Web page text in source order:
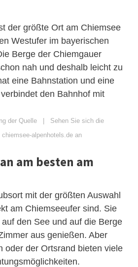
der größte Ort am Chiemsee
Westufer im bayerischen
Berge der Chiemgauer
nah und deshalb leicht zu
eine Bahnstation und eine
den Bahnhof mit
der Quelle | Sehen Sie sich die
alpenhotels.de an
am besten am
mit der größten Auswahl
am Chiemseeufer sind. Sie
den See und auf die Berge
aus genießen. Aber
oder der Ortsrand bieten viele